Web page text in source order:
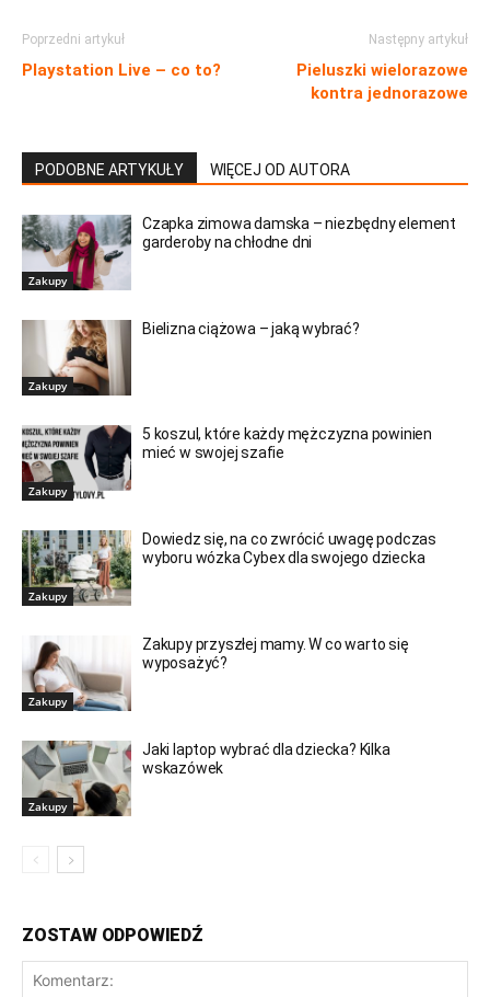
Poprzedni artykuł
Playstation Live – co to?
Następny artykuł
Pieluszki wielorazowe
kontra jednorazowe
PODOBNE ARTYKUŁY WIĘCEJ OD AUTORA
Zakupy
Czapka zimowa damska – niezbędny element
garderoby na chłodne dni
Zakupy
Bielizna ciążowa – jaką wybrać?
Zakupy
5 koszul, które każdy mężczyzna powinien
mieć w swojej szafie
Zakupy
Dowiedz się, na co zwrócić uwagę podczas
wyboru wózka Cybex dla swojego dziecka
Zakupy
Zakupy przyszłej mamy. W co warto się
wyposażyć?
Zakupy
Jaki laptop wybrać dla dziecka? Kilka
wskazówek
ZOSTAW ODPOWIEDŹ